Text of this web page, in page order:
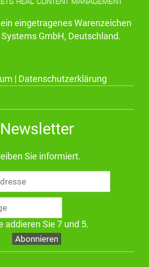
ein eingetragenes Warenzeichen
GmbH, Deutschland.
| Datenschutzerklärung
Newsletter
Sie informiert.
addieren Sie 7 und 5.